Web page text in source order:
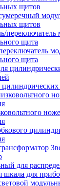
щитов
щита
для
шкала для